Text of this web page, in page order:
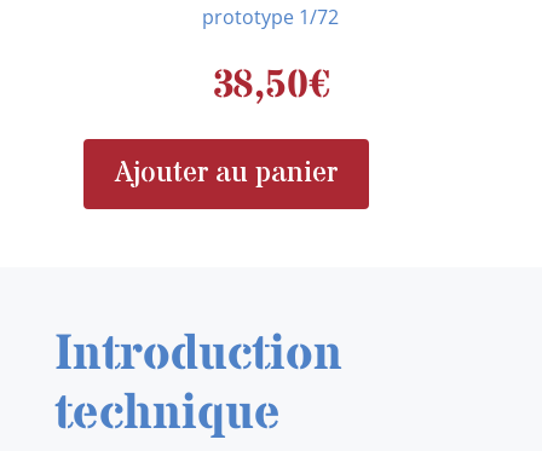
prototype 1/72
38,50€
quantité
Mikoyan
23PD
Ajouter au panier
Introduction
technique